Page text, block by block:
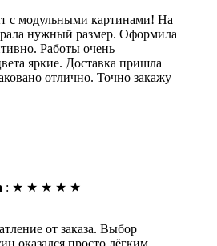
с модульными картинами! На
нужный размер. Оформила
Работы очень
яркие. Доставка пришла
отлично. Точно закажу
: ★ ★ ★ ★ ★
от заказа. Выбор
оказался просто лёгким.